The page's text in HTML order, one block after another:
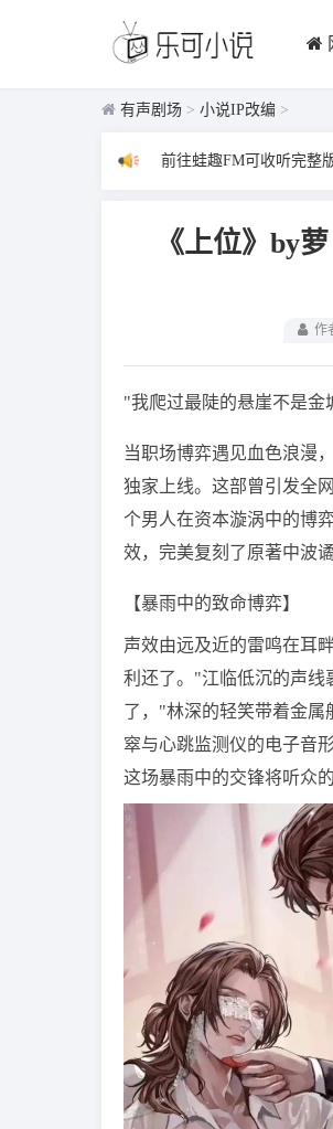
有声剧场 > 小说IP改编 >
前往蛙趣FM可收听完整
《上位》by
作
"我爬过最陡的悬崖不是
当职场博弈遇见血色浪漫
独家上线。这部曾引发全
个男人在资本漩涡中的博
效，完美复刻了原著中波
【暴雨中的致命博弈】
声效由远及近的雷鸣在耳
利还了。"江临低沉的声线
了，"林深的轻笑带着金
窣与心跳监测仪的电子音
这场暴雨中的交锋将听众